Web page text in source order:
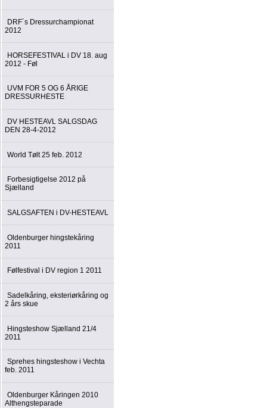
DRF´s Dressurchampionat
2012
HORSEFESTIVAL i DV 18. aug
2012 - Føl
UVM FOR 5 OG 6 ÅRIGE
DRESSURHESTE
DV HESTEAVL SALGSDAG
DEN 28-4-2012
World Tølt 25 feb. 2012
Forbesigtigelse 2012 på
Sjælland
SALGSAFTEN i DV-HESTEAVL
Oldenburger hingstekåring
2011
Følfestival i DV region 1 2011
Sadelkåring, eksteriørkåring og
2 års skue
Hingsteshow Sjælland 21/4
2011
Sprehes hingsteshow i Vechta
feb. 2011
Oldenburger Kåringen 2010
Althengsteparade